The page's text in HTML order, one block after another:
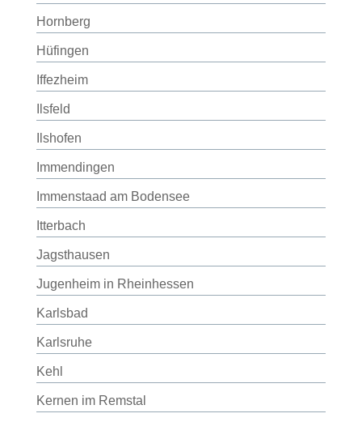
Hornberg
Hüfingen
Iffezheim
Ilsfeld
Ilshofen
Immendingen
Immenstaad am Bodensee
Itterbach
Jagsthausen
Jugenheim in Rheinhessen
Karlsbad
Karlsruhe
Kehl
Kernen im Remstal